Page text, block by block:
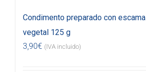
Condimento preparado con
vegetal 125 g
3,90€ (IVA incluido)